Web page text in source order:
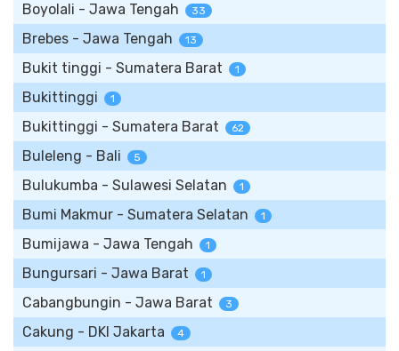
Boyolali - Jawa Tengah 33
Brebes - Jawa Tengah 13
Bukit tinggi - Sumatera Barat 1
Bukittinggi 1
Bukittinggi - Sumatera Barat 62
Buleleng - Bali 5
Bulukumba - Sulawesi Selatan 1
Bumi Makmur - Sumatera Selatan 1
Bumijawa - Jawa Tengah 1
Bungursari - Jawa Barat 1
Cabangbungin - Jawa Barat 3
Cakung - DKI Jakarta 4